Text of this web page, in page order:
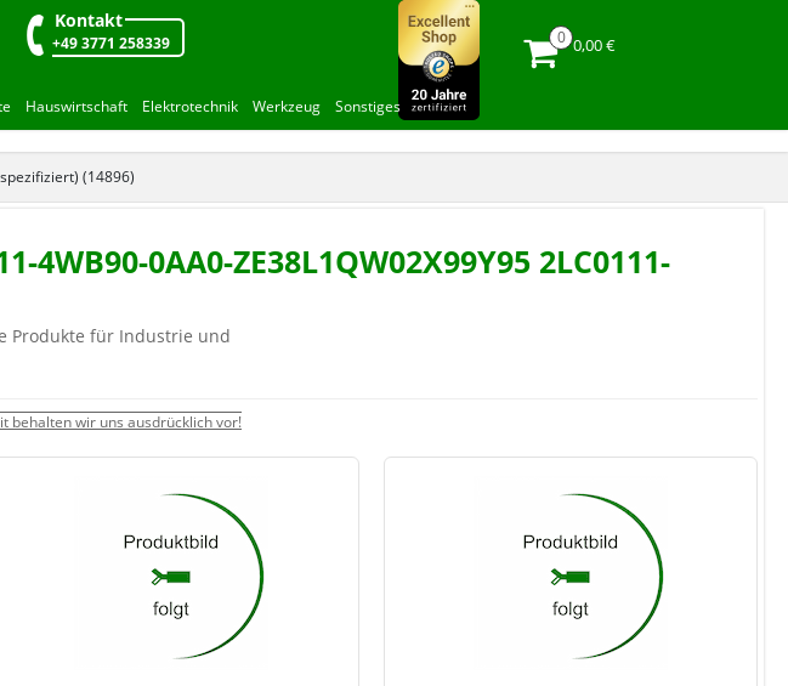
Kontakt
+49 3771 258339 0,00 €
Hauswirtschaft Elektrotechnik Werkzeug Sonstiges
(14896)
0AA0-ZE38L1QW02X99Y95 2LC0111-
Produkte für Industrie und
behalten wir uns ausdrücklich vor!